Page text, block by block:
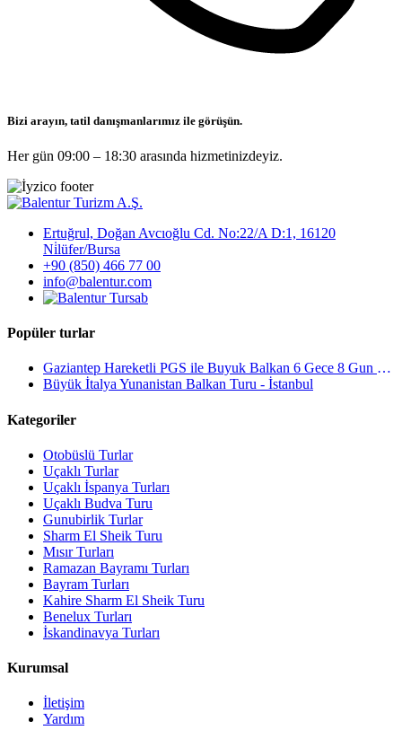
Bizi arayın, tatil danışmanlarımız ile görüşün.
Her gün 09:00 – 18:30 arasında hizmetinizdeyiz.
Ertuğrul, Doğan Avcıoğlu Cd. No:22/A D:1, 16120
Ni̇lüfer/Bursa
+90 (850) 466 77 00
info@balentur.com
Popüler turlar
Gaziantep Hareketli PGS ile Buyuk Balkan 6 Gece 8 Gun Vizesiz SKP-SKP
Büyük İtalya Yunanistan Balkan Turu - İstanbul
Kategoriler
Otobüslü Turlar
Uçaklı Turlar
Uçaklı İspanya Turları
Uçaklı Budva Turu
Gunubirlik Turlar
Sharm El Sheik Turu
Mısır Turları
Ramazan Bayramı Turları
Bayram Turları
Kahire Sharm El Sheik Turu
Benelux Turları
İskandinavya Turları
Kurumsal
İletişim
Yardım